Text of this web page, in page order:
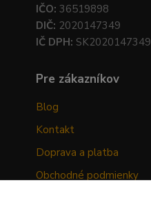
IČO: 36519898
DIČ: 2020147349
IČ DPH: SK2020147349
Pre zákazníkov
Blog
Kontakt
Doprava a platba
Obchodné podmienky